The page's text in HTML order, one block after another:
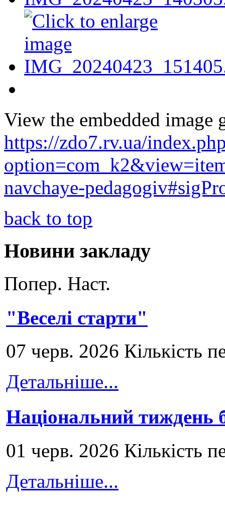
View the embedded image
https://zdo7.rv.ua/
navchaye-
back to top
Новини закладу
Попер. Наст.
"Веселі старти"
07 черв. 2026 Кількість
Детальніше...
Національний тиждень
01 черв. 2026 Кількість
Детальніше...